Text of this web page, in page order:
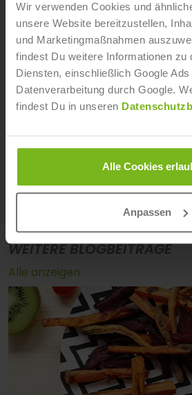
Wir verwenden Cookies und
unsere Website bereitzustellen,
und Marketingmaßnahmen
findest Du weitere Informationen zu
Diensten, einschließlich Google Ads
Datenverarbeitung durch Google.
findest Du in unseren
Alle Cookies
Anpassen
Eva Heß
Eva Heß hat an der Bergischen
Wuppertal Germanistik mit dem
„Sprachwissenschaft des
dem Studium arbeitete sie 15
in verschiedenen internationalen
Presseabteilung für den
Hospitality“ verantwortlich.
Alle Artikel von Eva Heß
WEITERE BLOGBEITRÄGE
Alle anzeigen